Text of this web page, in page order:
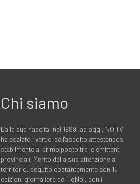
Chi siamo
Dalla sua nascita, nel 1989, ad oggi, NOITV
ha scalato i vertici dell'ascolto attestandosi
stabilmente al primo posto tra le emittenti
provinciali. Merito della sua attenzione al
territorio, seguito costantemente con 15
edizioni giornaliere del TgNoi, con i